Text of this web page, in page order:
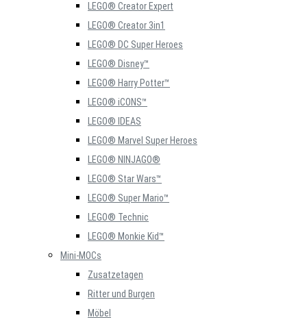
LEGO® Creator Expert
LEGO® Creator 3in1
LEGO® DC Super Heroes
LEGO® Disney™
LEGO® Harry Potter™
LEGO® iCONS™
LEGO® IDEAS
LEGO® Marvel Super Heroes
LEGO® NINJAGO®
LEGO® Star Wars™
LEGO® Super Mario™
LEGO® Technic
LEGO® Monkie Kid™
Mini-MOCs
Zusatzetagen
Ritter und Burgen
Möbel